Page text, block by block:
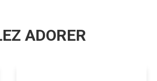
ADORER